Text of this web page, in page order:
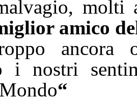
amico
ancora
i nostri
“